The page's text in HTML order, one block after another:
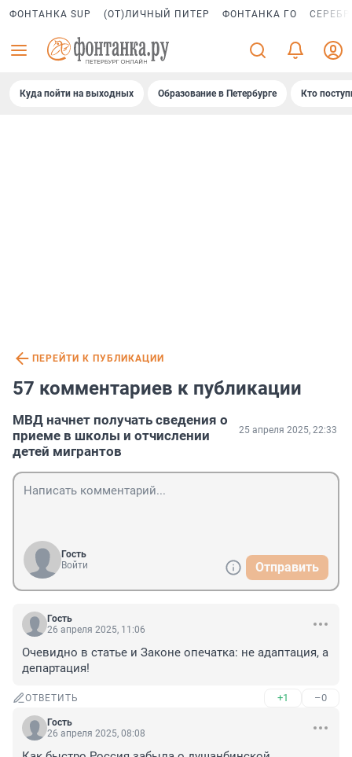
ФОНТАНКА SUP (ОТ)ЛИЧНЫЙ ПИТЕР ФОНТАНКА ГО
Куда пойти на выходных Образование в Петербурге Кто
ПЕРЕЙТИ К ПУБЛИКАЦИИ
57 комментариев к публикации
МВД начнет получать сведения о
приеме в школы и отчислении
детей мигрантов
25 апреля 2025, 22:33
Гость
Войти
Отправить
Гость
26 апреля 2025, 11:06
Очевидно в статье и Законе опечатка: не адаптация, а
департация!
ОТВЕТИТЬ +1 –0
Гость
26 апреля 2025, 08:08